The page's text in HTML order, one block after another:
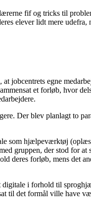
fif og tricks til
elever lidt mere
jobcentrets egne
et forløb, hvor
Der blev planlagt to
som hjælpeværktøj
gruppen, der stod for
deres forløb, mens det
digitale i forhold til
til det formål ville have